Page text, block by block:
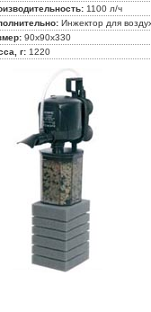
1100 л/ч
Инжектор для
90x90x330
г: 1220